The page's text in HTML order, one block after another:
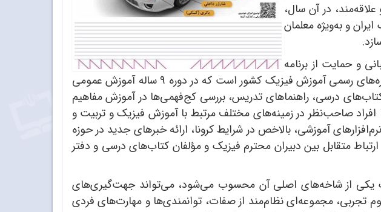
و علاقه‌مند، در آن سال،
و به‌ویژه معلمان
و حمایت از برنامه
درسی ملی و راهنمای برنامه درسی حوزه تربیت و یادگیری علوم تجربی و فیزیک در دوره‌های رسمی آموزش فیزیک کشور است که در دوره 9 ساله آموزش عمومی
درسی، راهنماهای تدریس، بررسی کج‌فهمی‌ها در آموزش مفاهیم
افراد صاحب‌نظر در زمینه‌های مختلف مرتبط با آموزش فیزیک و تربیت و
آموزشی، بالاخص در شرایط کرونا، ارائه خبرهای جدید در حوزه
متقابل بین دبیران محترم فیزیک و مؤلفان کتاب‌های درسی و دفتر
یکی از شاخه‌های اصلی آن محسوب می‌شود، می‌تواند جهت‌گیری‌های
مجموعه‌ای نظام‌مند از صفات، توانمندی‌ها و مهارت‌های فردی